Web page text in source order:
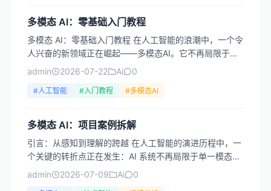
多模态 AI：零基础入门教程
多模态 AI：零基础入门教程 在人工智能的浪潮中，一个令
人兴奋的新领域正在崛起——多模态AI。它不再局限于单
一的文字或图像处理，而是能够像人类一样，同时理解和
admin 2026-07-22 Ai 0
#人工智能 #入门教程 #多模态AI
多模态 AI：项目案例拆解
引言：从感知到理解的跨越 在人工智能的演进历程中，一
个关键的转折点正在发生：AI 系统不再局限于单一模态的
数据处理，而是开始像人类一样，同时理解文字、图像、
admin 2026-07-09 Ai 0